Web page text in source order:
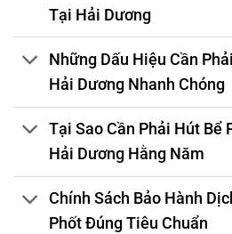
Tại Hải Dương
Những Dấu Hiệu Cần
Hải Dương Nhanh Chóng
Tại Sao Cần Phải Hút Bể
Hải Dương Hằng Năm
Chính Sách Bảo Hành
Phốt Đúng Tiêu Chuẩn